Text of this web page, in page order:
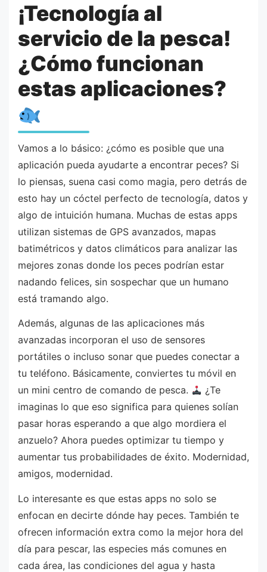
¡Tecnología al
servicio de la pesca!
¿Cómo funcionan
estas aplicaciones?
Vamos a lo básico: ¿cómo es posible que una
aplicación pueda ayudarte a encontrar peces? Si
lo piensas, suena casi como magia, pero detrás de
esto hay un cóctel perfecto de tecnología, datos y
algo de intuición humana. Muchas de estas apps
utilizan sistemas de GPS avanzados, mapas
batimétricos y datos climáticos para analizar las
mejores zonas donde los peces podrían estar
nadando felices, sin sospechar que un humano
está tramando algo.
Además, algunas de las aplicaciones más
avanzadas incorporan el uso de sensores
portátiles o incluso sonar que puedes conectar a
tu teléfono. Básicamente, conviertes tu móvil en
un mini centro de comando de pesca.
¿Te
imaginas lo que eso significa para quienes solían
pasar horas esperando a que algo mordiera el
anzuelo? Ahora puedes optimizar tu tiempo y
aumentar tus probabilidades de éxito. Modernidad,
amigos, modernidad.
Lo interesante es que estas apps no solo se
enfocan en decirte dónde hay peces. También te
ofrecen información extra como la mejor hora del
día para pescar, las especies más comunes en
cada área, las condiciones del agua y hasta